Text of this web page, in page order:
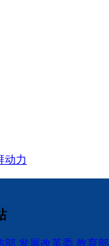
动力
部 发展改革委 教育部